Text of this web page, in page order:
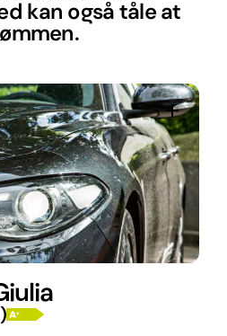
kan også tåle at